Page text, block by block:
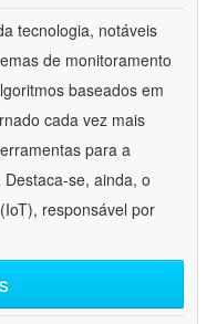
tecnologia, notáveis
de monitoramento
baseados em
cada vez mais
para a
se, ainda, o
responsável por